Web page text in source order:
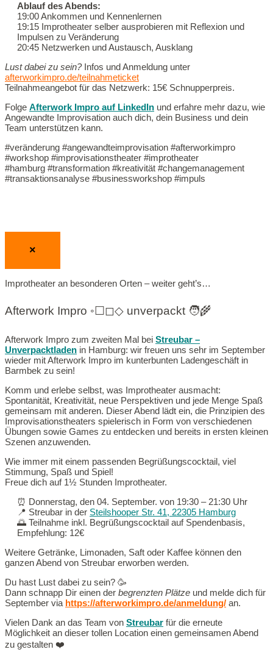
Ablauf des Abends:
19:00 Ankommen und Kennenlernen
19:15 Improtheater selber ausprobieren mit Reflexion und
Impulsen zu Veränderung
20:45 Netzwerken und Austausch, Ausklang
Lust dabei zu sein?Infos und Anmeldung unter
afterworkimpro.de/teilnahmeticket
Teilnahmeangebot für das Netzwerk: 15€ Schnupperpreis.
Folge Afterwork Impro auf LinkedIn und erfahre mehr dazu, wie
Angewandte Improvisation auch dich, dein Business und dein
Team unterstützen kann.
#veränderung #angewandteimprovisation #afterworkimpro
#workshop #improvisationstheater #improtheater
#hamburg #transformation #kreativität #changemanagement
#transaktionsanalyse #businessworkshop #impuls
×
Improtheater an besonderen Orten – weiter geht’s…
Afterwork Impro ◦☐◻︎◇ unverpackt 🧑‍🌾
Afterwork Impro zum zweiten Mal bei Streubar –
Unverpacktladen in Hamburg: wir freuen uns sehr im September
wieder mit Afterwork Impro im kunterbunten Ladengeschäft in
Barmbek zu sein!
Komm und erlebe selbst, was Improtheater ausmacht:
Spontanität, Kreativität, neue Perspektiven und jede Menge Spaß
gemeinsam mit anderen. Dieser Abend lädt ein, die Prinzipien des
Improvisationstheaters spielerisch in Form von verschiedenen
Übungen sowie Games zu entdecken und bereits in ersten kleinen
Szenen anzuwenden.
Wie immer mit einem passenden Begrüßungscocktail, viel
Stimmung, Spaß und Spiel!
Freue dich auf 1½ Stunden Improtheater.
⏰️ Donnerstag, den 04. September. von 19:30 – 21:30 Uhr
📍 Streubar in der Steilshooper Str. 41, 22305 Hamburg
🌅 Teilnahme inkl. Begrüßungscocktail auf Spendenbasis,
Empfehlung: 12€
Weitere Getränke, Limonaden, Saft oder Kaffee können den
ganzen Abend von Streubar erworben werden.
Du hast Lust dabei zu sein? 🥳
Dann schnapp Dir einen der begrenzten Plätze und melde dich für
September via https://afterworkimpro.de/anmeldung/ an.
Vielen Dank an das Team von Streubar für die erneute
Möglichkeit an dieser tollen Location einen gemeinsamen Abend
zu gestalten ❤️